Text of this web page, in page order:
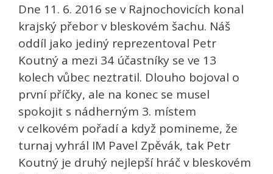
Dne 11. 6. 2016 se v Rajnochovicích konal
krajský přebor v bleskovém šachu. Náš
oddíl jako jediný reprezentoval Petr
Koutný a mezi 34 účastníky se ve 13
kolech vůbec neztratil. Dlouho bojoval o
první příčky, ale na konec se musel
spokojit s nádherným 3. místem
v celkovém pořadí a když pomineme, že
turnaj vyhrál IM Pavel Zpěvák, tak Petr
Koutný je druhý nejlepší hráč v bleskovém